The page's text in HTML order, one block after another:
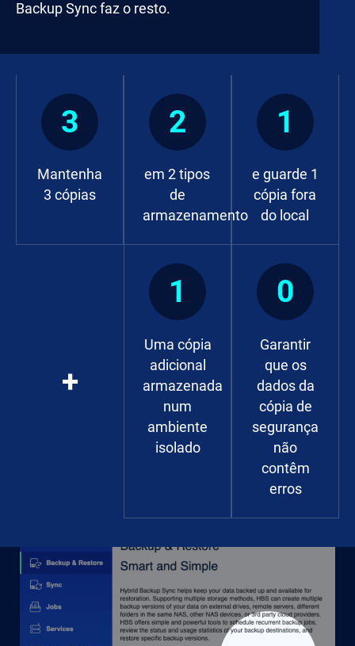
Backup Sync faz o resto.
3
Mantenha
3 cópias
2
em 2 tipos
de
armazenamento
1
e guarde 1
cópia fora
do local
+
1
Uma cópia
adicional
armazenada
num
ambiente
isolado
0
Garantir
que os
dados da
cópia de
segurança
não
contêm
erros